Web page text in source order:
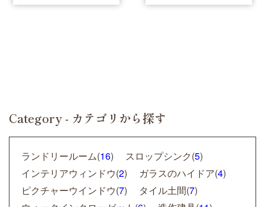
Category - カテゴリから探す
ランドリールーム(16) スロップシンク(5)
インテリアウィンドウ(2) ガラスのハイドア(4)
ピクチャーウインドウ(7) タイル土間(7)